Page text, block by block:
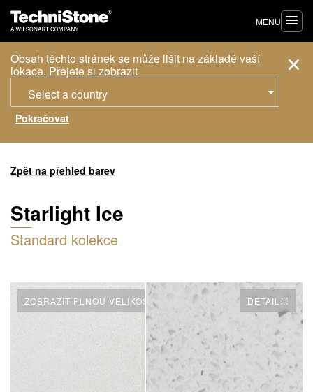
Obsah těchto stránek se může lišit na základě vaší
lokace. Přejete si zobrazit
Select a country
MENU
Zpět na přehled barev
Starlight Ice
Standard kolekce
ZOBRAZIT PLNOU VELIKOST DETAIL